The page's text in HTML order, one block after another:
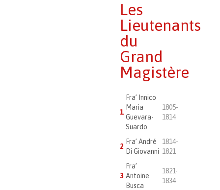
Les
Lieutenants
du
Grand
Magistère
1
Fra’ Innico
Maria
Guevara-
Suardo
1805-
1814
2
Fra’ André
Di Giovanni
1814-
1821
3
Fra’
Antoine
Busca
1821-
1834